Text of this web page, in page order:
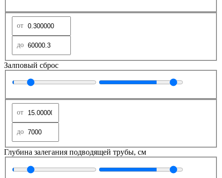
Залповый сброс
Глубина залегания подводящей трубы, см